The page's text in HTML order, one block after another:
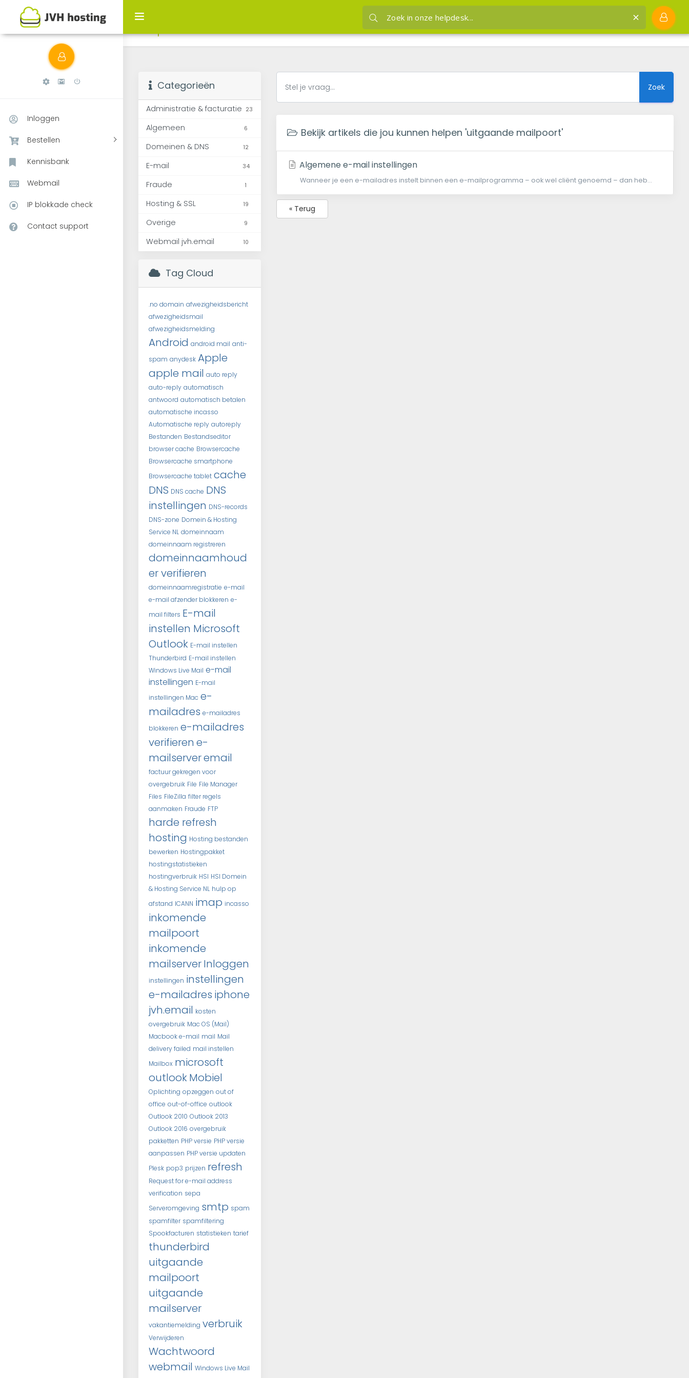
Inloggen
Bestellen
Kennisbank
Webmail
IP blokkade check
Contact support
Bekijk artikels die jou kunnen helpen uitgaande
mailpoort
JVH hosting
Kennisbank
Bekijk artikels die jou kunnen helpen uitgaande mailpoort
Categorieën
Administratie & facturatie 23
Algemeen 6
Domeinen & DNS 12
E-mail 34
Fraude 1
Hosting & SSL 19
Overige 9
Webmail jvh.email 10
Tag Cloud
.no domain afwezigheidsbericht
afwezigheidsmail
afwezigheidsmelding
Android android mail anti-
spam anydesk Apple
apple mail auto reply
auto-reply automatisch
antwoord automatisch betalen
automatische incasso
Automatische reply autoreply
Bestanden Bestandseditor
browser cache Browsercache
Browsercache smartphone
Browsercache tablet cache
DNS DNS cache DNS
instellingen DNS-records
DNS-zone Domein & Hosting
Service NL domeinnaam
domeinnaam registreren
domeinnaamhoud
er verifieren
domeinnaamregistratie e-mail
e-mail afzender blokkeren e-
mail filters E-mail
instellen Microsoft
Outlook E-mail instellen
Thunderbird E-mail instellen
Windows Live Mail e-mail
instellingen E-mail
instellingen Mac e-
mailadres e-mailadres
blokkeren e-mailadres
verifieren e-
mailserveremail
factuur gekregen voor
overgebruik File File Manager
Files FileZilla filter regels
aanmaken Fraude FTP
harde refresh
hosting Hosting bestanden
bewerken Hostingpakket
hostingstatistieken
hostingverbruik HSI HSI Domein
& Hosting Service NL hulp op
afstand ICANN imap incasso
inkomende
mailpoort
inkomende
mailserverInloggen
instellingen instellingen
e-mailadres iphone
jvh.email kosten
overgebruik Mac OS (Mail)
Macbook e-mail mail Mail
delivery failed mail instellen
Mailbox microsoft
outlookMobiel
Oplichting opzeggen out of
office out-of-office outlook
Outlook 2010 Outlook 2013
Outlook 2016 overgebruik
pakketten PHP versie PHP versie
aanpassen PHP versie updaten
Plesk pop3 prijzen refresh
Request for e-mail address
verification sepa
Serveromgeving smtp spam
spamfilter spamfiltering
Spookfacturen statistieken tarief
thunderbird
uitgaande
mailpoort
uitgaande
mailserver
vakantiemelding verbruik
Verwijderen
Wachtwoord
webmail Windows Live Mail
Zoek
Bekijk artikels die jou kunnen helpen 'uitgaande mailpoort'
Algemene e-mail instellingen
Wanneer je een e-mailadres instelt binnen een e-mailprogramma – ook wel cliënt genoemd – dan heb...
« Terug